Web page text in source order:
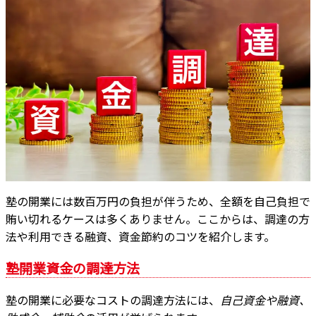
塾の開業には数百万円の負担が伴うため、全額を自己負担で
賄い切れるケースは多くありません。ここからは、調達の方
法や利用できる融資、資金節約のコツを紹介します。
塾開業資金の調達方法
塾の開業に必要なコストの調達方法には、 自己資金や融資、